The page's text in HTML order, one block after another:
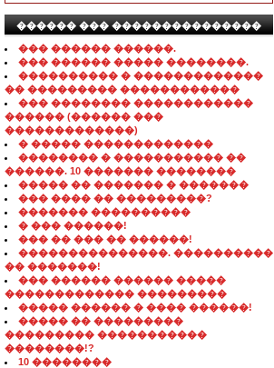
������ ��� ���������������
��� ������ ������.
��� ������ ����� ��������.
���������� � �������������
�� ��������� ������������
��� �������� ������������
������ (������ ���
�������������)
� ����� �������������
�������� � ����������� ��
������. 10 ������� ��������
����� �� ������� � �������
��� ���� �� ���������?
������� ����������
� ��� ������!
��� �� ��� �� ������!
���������������. ����������
�� �������!
��� ������ ������ �����
������������� ���������
����� ������ � ���� ������!
����� �� ���������
��������� �����������
��������!?
10 ��������